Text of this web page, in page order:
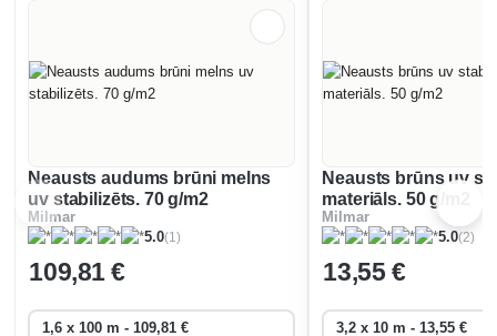
Neausts audums brūni melns
uv stabilizēts. 70 g/m2
Milmar
5.0(1)
109,81 €
Neausts brūns uv
materiāls. 50 g/m2
Milmar
5.0(2)
13,55 €